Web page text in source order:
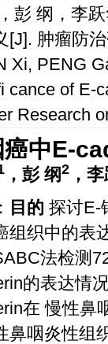
彭 纲，李
[J]. 肿瘤防
Xi, PENG
cance of E-
Research
癌中E-
，彭 纲2 ，
： 目的 探讨E-
组织中的表
法检测
的表达情
在 慢性鼻
鼻咽炎性组